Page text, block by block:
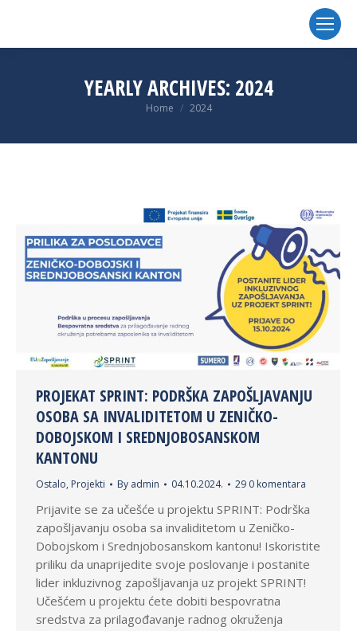
YEARLY ARCHIVES: 2024
You are here:
Home 2024
PROJEKAT SPRINT: PODRŠKA ZAPOŠLJAVANJU
OSOBA SA INVALIDITETOM U ZENIČKO-
DOBOJSKOM I SREDNJOBOSANSKOM
KANTONU
Ostalo, Projekti By admin 04.10.2024. 29 0 komentara
Prijavite se za učešće u projektu SPRINT: Podrška
zapošljavanju osoba sa invaliditetom u Zeničko-
Dobojskom i Srednjobosanskom kantonu! Iskoristite
priliku da unaprijedite svoje poslovanje i postanite
lider inkluzivnog zapošljavanja uz projekt SPRINT!
Učešćem u projektu ćete dobiti bespovratna
sredstva za prilagođavanje radnog okruženja